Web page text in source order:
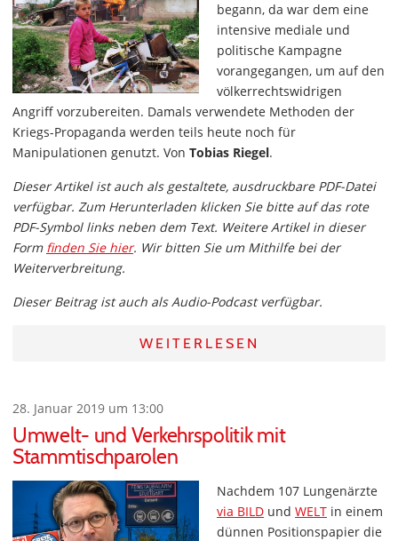
begann, da war dem eine
intensive mediale und
politische Kampagne
vorangegangen, um auf den
völkerrechtswidrigen
Angriff vorzubereiten. Damals verwendete Methoden der
Kriegs-Propaganda werden teils heute noch für
Manipulationen genutzt. Von Tobias Riegel.
Dieser Artikel ist auch als gestaltete, ausdruckbare PDF-Datei
verfügbar. Zum Herunterladen klicken Sie bitte auf das rote
PDF-Symbol links neben dem Text. Weitere Artikel in dieser
Form finden Sie hier. Wir bitten Sie um Mithilfe bei der
Weiterverbreitung.
Dieser Beitrag ist auch als Audio-Podcast verfügbar.
WEITERLESEN
28. Januar 2019 um 13:00
Umwelt- und Verkehrspolitik mit
Stammtischparolen
Nachdem 107 Lungenärzte
via BILD und WELT in einem
dünnen Positionspapier die